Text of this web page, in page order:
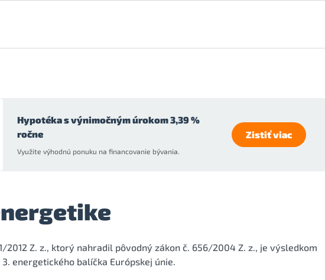
Hypotéka s výnimočným úrokom 3,39 %
ročne
Využite výhodnú ponuku na financovanie bývania.
Zistiť viac
2012 Z. z., ktorý nahradil pôvodný zákon č. 656/2004 Z. z., je výsledkom
energetického balíčka Európskej únie.